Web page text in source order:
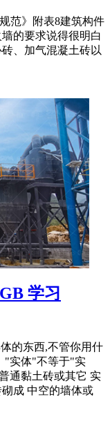
范》附表8建筑构件
的要求说得很明白
、加气混凝土砖以
学习
的东西,不管你用什
"实体"不等于"实
通黏土砖或其它 实
成 中空的墙体或